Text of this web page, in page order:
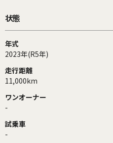
状態
年式
2023年(R5年)
走行距離
11,000km
ワンオーナー
-
試乗車
-